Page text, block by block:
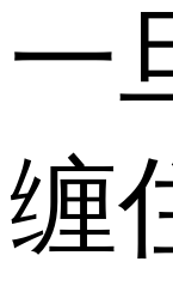
一
缠